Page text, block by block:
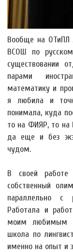
Вообще на ОТиПЛ
ВСОШ по
существовании
парами
математику и
я любила и
понимала, куда
то на ФИЯР, то на
да еще и без
чудом.
В своей
собственный
параллельно с
Работала и
моим любимым
школа по
именно на опыт и